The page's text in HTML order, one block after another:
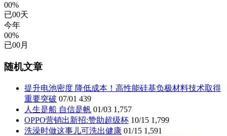
00%
已00天
今年
00%
已00月
随机文章
提升电池密度 降低成本！高性能硅基负极材料技术取得
重要突破 07/01 439
人生是船 自信是帆 01/03 1,757
OPPO营销出新招:赞助超级杯 10/15 1,799
洗澡时做这事儿可洗出健康 01/15 1,591